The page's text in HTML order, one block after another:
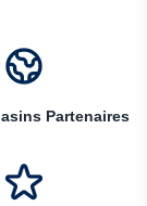
Partenaires